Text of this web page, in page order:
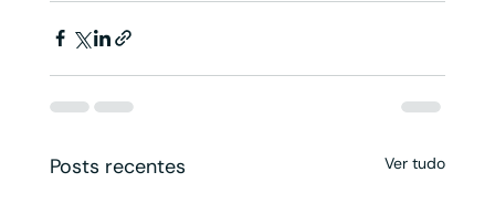
Posts recentes Ver tudo